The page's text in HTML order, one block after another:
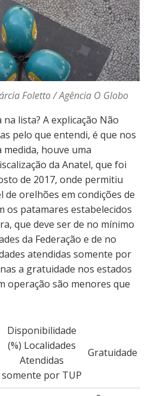
Foletto / Agência O Globo
lista? A explicação Não
pelo que entendi, é que nos
houve uma
da Anatel, que foi
de 2017, onde permitiu
de orelhões em condições de
os patamares estabelecidos
que deve ser de no mínimo
da Federação e de no
atendidas somente por
a gratuidade nos estados
operação são menores que
Disponibilidade
(%) Localidades
Atendidas
somente por TUP
Gratuidade